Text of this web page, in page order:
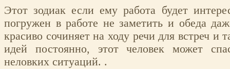
Этот зодиак если ему работа будет
погружен в работе не заметить и обеда
красиво сочиняет на ходу речи для встреч и
идей постоянно, этот человек может
неловких ситуаций. .